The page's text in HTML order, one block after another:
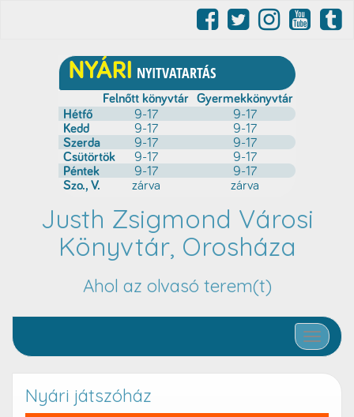
Justh Zsigmond Városi
Könyvtár, Orosháza
Ahol az olvasó terem(t)
Toggle
Nyári játszóház